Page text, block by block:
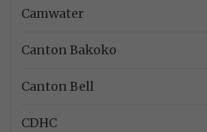
Camwater
Canton Bakoko
Canton Bell
CDHC